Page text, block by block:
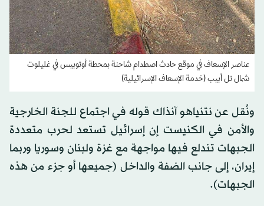
عناصر الإسعاف في موقع حادث اصطدام شاحنة بمحطة أوتوبيس في غليلوت
شمال تل أبيب (خدمة الإسعاف الإسرائيلية)
ونُقل عن نتنياهو آنذاك قوله في اجتماع للجنة الخارجية
والأمن في الكنيست إن إسرائيل تستعد لحرب متعددة
الجبهات تندلع فيها مواجهة مع غزة ولبنان وسوريا وربما
إيران، إلى جانب الضفة والداخل (جميعها أو جزء من هذه
الجبهات).